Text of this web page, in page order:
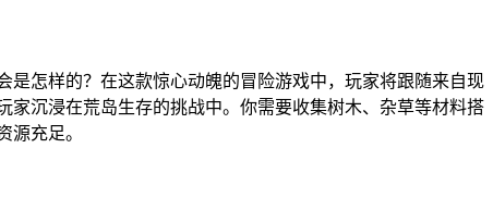
怎样的？在这款惊心动魄的冒险游戏中，玩家将跟随来自现
沉浸在荒岛生存的挑战中。你需要收集树木、杂草等材料搭
源充足。